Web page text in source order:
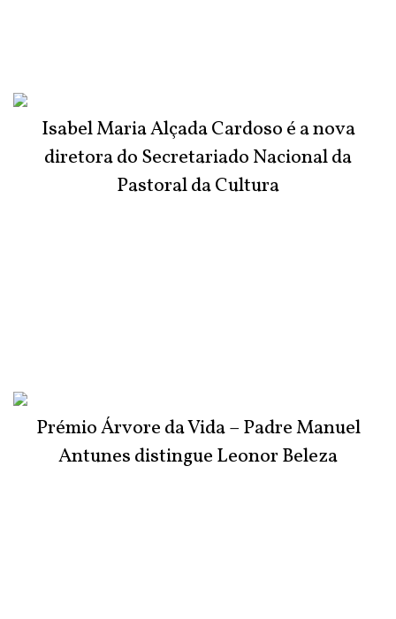
Isabel Maria Alçada Cardoso é a nova
diretora do Secretariado Nacional da
Pastoral da Cultura
Prémio Árvore da Vida – Padre Manuel
Antunes distingue Leonor Beleza